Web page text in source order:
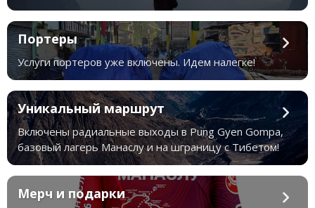
Портеры
Услуги портеров уже включены. Идем налегке!
Уникальный маршрут
Включены радиальные выходы в Pung Gyen Gompa,
базовый лагерь Манаслу и на шграницу с Тибетом!
Мерч и подарки